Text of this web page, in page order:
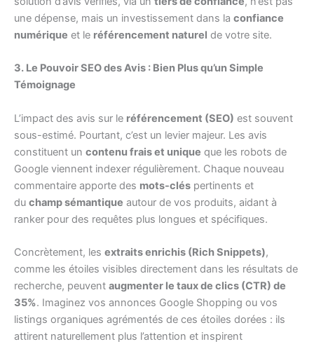
une dépense, mais un investissement dans la confiance
numérique et le référencement naturel de votre site.
3. Le Pouvoir SEO des Avis : Bien Plus qu’un Simple
Témoignage
L’impact des avis sur le référencement (SEO) est souvent
sous-estimé. Pourtant, c’est un levier majeur. Les avis
constituent un contenu frais et unique que les robots de
Google viennent indexer régulièrement. Chaque nouveau
commentaire apporte des mots-clés pertinents et
du champ sémantique autour de vos produits, aidant à
ranker pour des requêtes plus longues et spécifiques.
Concrètement, les extraits enrichis (Rich Snippets),
comme les étoiles visibles directement dans les résultats de
recherche, peuvent augmenter le taux de clics (CTR) de
35%. Imaginez vos annonces Google Shopping ou vos
listings organiques agrémentés de ces étoiles dorées : ils
attirent naturellement plus l’attention et inspirent